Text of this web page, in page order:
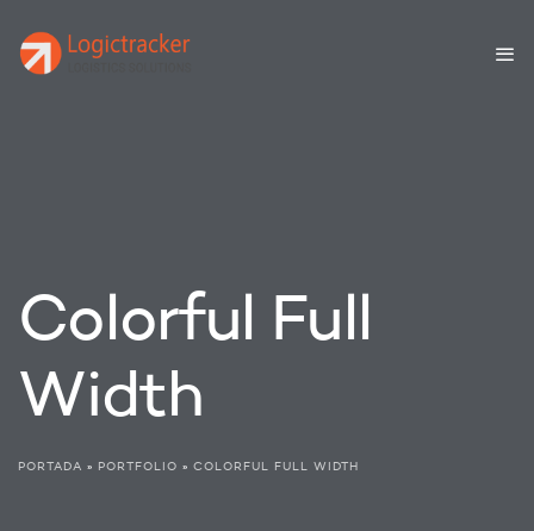
Colorful Full
Width
PORTADA » PORTFOLIO » COLORFUL FULL WIDTH